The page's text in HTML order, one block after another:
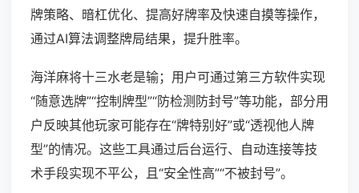
牌策略、暗杠优化、提高好牌率及快速自摸等操作，
通过AI算法调整牌局结果，提升胜率。
海洋麻将十三水老是输；用户可通过第三方软件实现
“随意选牌”“控制牌型”“防检测防封号”等功能，部分用
户反映其他玩家可能存在“牌特别好”或“透视他人牌
型”的情况。这些工具通过后台运行、自动连接等技
术手段实现不平公，且“安全性高”“不被封号”。